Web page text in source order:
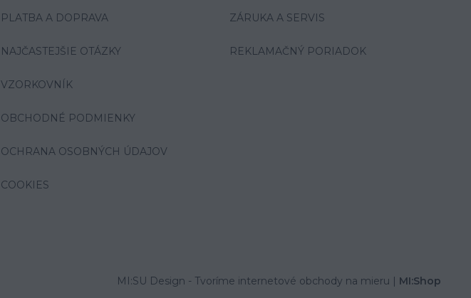
PLATBA A DOPRAVA
NAJČASTEJŠIE OTÁZKY
VZORKOVNÍK
OBCHODNÉ PODMIENKY
OCHRANA OSOBNÝCH ÚDAJOV
COOKIES
ZÁRUKA A SERVIS
REKLAMAČNÝ PORIADOK
MI:SU Design - Tvoríme internetové obchody na mieru | MI:Shop